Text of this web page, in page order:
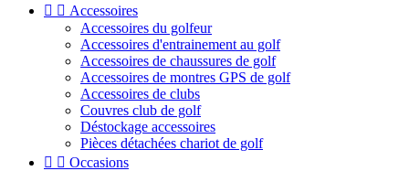
  Accessoires
Accessoires du golfeur
Accessoires d'entrainement au golf
Accessoires de chaussures de golf
Accessoires de montres GPS de golf
Accessoires de clubs
Couvres club de golf
Déstockage accessoires
Pièces détachées chariot de golf
  Occasions